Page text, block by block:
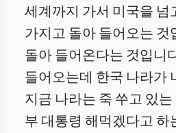
세계까지 가서 미국을 넘
가지고 돌아 들어오는 것
돌아 들어온다는 것입니
들어오는데 한국 나라가
지금 나라는 죽 쑤고 있
부 대통령 해먹겠다고 하